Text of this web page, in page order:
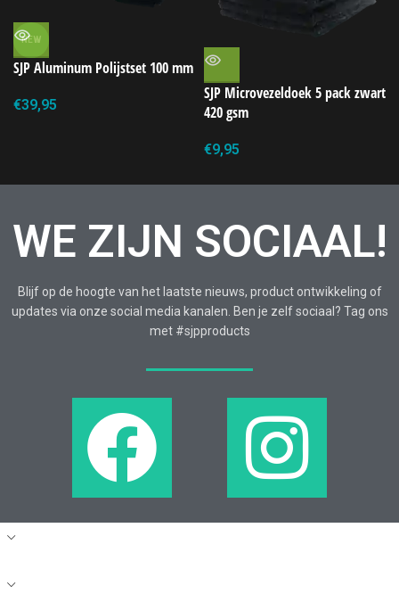
NEW
SJP Aluminum Polijstset 100 mm
€39,95
SJP Microvezeldoek 5 pack zwart
420 gsm
€9,95
WE ZIJN SOCIAAL!
Blijf op de hoogte van het laatste nieuws, product ontwikkeling of
updates via onze social media kanalen. Ben je zelf sociaal? Tag ons
met #sjpproducts
CONTACT
DEALERS